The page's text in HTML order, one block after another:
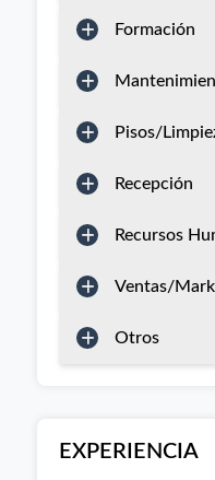
Formación
Pisos/
Recepción
Recursos
Ventas/
Otros
EXPERIENCIA